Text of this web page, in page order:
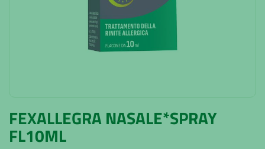
FEXALLEGRA NASALE*SPRAY
FL10ML